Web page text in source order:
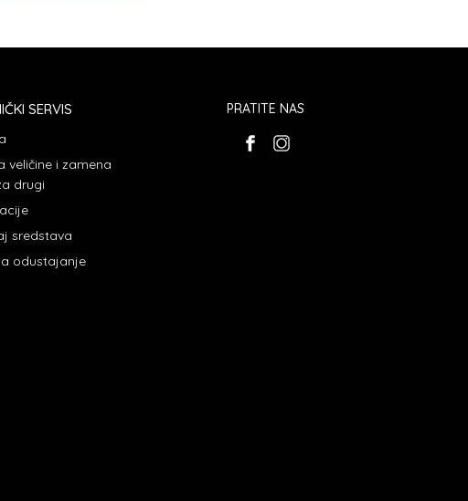
SERVIS
veličine i zamena
drugi
sredstava
odustajanje
PRATITE NAS